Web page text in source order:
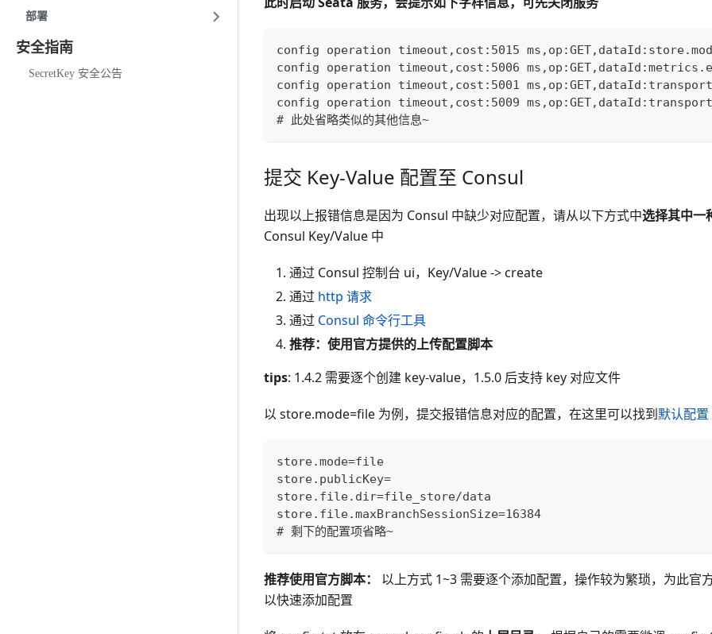
部署
安全指南
SecretKey 安全公告
config operation timeout,cost:5015
config operation timeout,cost:5006
config operation timeout,cost:5001
config operation timeout,cost:5009
# 此处省略类似的其他信息~
提交 Key-Value 配置至 Consul
出现以上报错信息是因为 Consul 中缺少对应配置，请从以下方式中选择其中一
Consul Key/Value 中
通过 Consul 控制台 ui，Key/Value -> create
通过 http 请求
通过 Consul 命令行工具
推荐：使用官方提供的上传配置脚本
tips: 1.4.2 需要逐个创建 key-value，1.5.0 后支持 key 对应文件
以 store.mode=file 为例，提交报错信息对应的配置，在这里可以找到默认配置
store.mode=file
store.publicKey=
store.file.dir=file_store/data
store.file.maxBranchSessionSize=16384
# 剩下的配置项省略~
推荐使用官方脚本： 以上方式 1~3 需要逐个添加配置，操作较为繁琐，为此官
以快速添加配置